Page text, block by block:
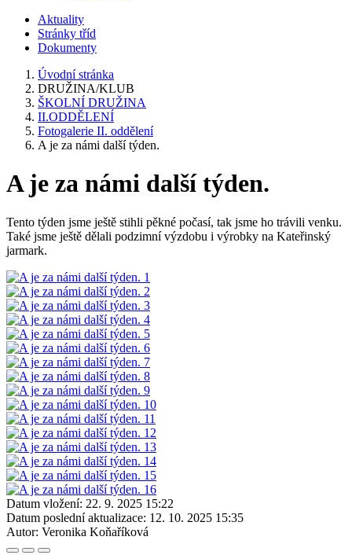
Aktuality
Stránky tříd
Dokumenty
Úvodní stránka
DRUŽINA/KLUB
ŠKOLNÍ DRUŽINA
II.ODDĚLENÍ
Fotogalerie II. oddělení
A je za námi další týden.
A je za námi další týden.
Tento týden jsme ještě stihli pěkné počasí, tak jsme ho trávili venku.
Také jsme ještě dělali podzimní výzdobu i výrobky na Kateřinský
jarmark.
Datum vložení: 22. 9. 2025 15:22
Datum poslední aktualizace: 12. 10. 2025 15:35
Autor: Veronika Koňaříková